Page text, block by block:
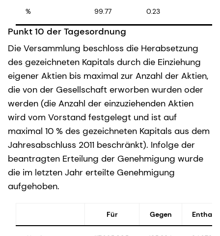
% 99.77 0.23
Punkt 10 der Tagesordnung
Die Versammlung beschloss die Herabsetzung
des gezeichneten Kapitals durch die Einziehung
eigener Aktien bis maximal zur Anzahl der Aktien,
die von der Gesellschaft erworben wurden oder
werden (die Anzahl der einzuziehenden Aktien
wird vom Vorstand festgelegt und ist auf
maximal 10 % des gezeichneten Kapitals aus dem
Jahresabschluss 2011 beschränkt). Infolge der
beantragten Erteilung der Genehmigung wurde
die im letzten Jahr erteilte Genehmigung
aufgehoben.
Für Gegen